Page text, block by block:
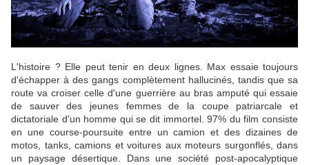
L'histoire ? Elle peut tenir en deux lignes. Max essaie toujours
d'échapper à des gangs complètement hallucinés, tandis que sa
route va croiser celle d'une guerrière au bras amputé qui essaie
de sauver des jeunes femmes de la coupe patriarcale et
dictatoriale d'un homme qui se dit immortel. 97% du film consiste
en une course-poursuite entre un camion et des dizaines de
motos, tanks, camions et voitures aux moteurs surgonflés, dans
un paysage désertique. Dans une société post-apocalyptique